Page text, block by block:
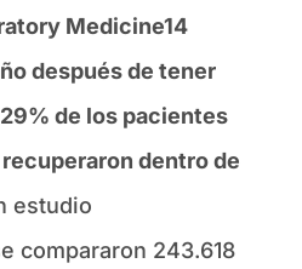
Medicine14
después de tener
de los pacientes
dentro de
estudio
compararon 243.618